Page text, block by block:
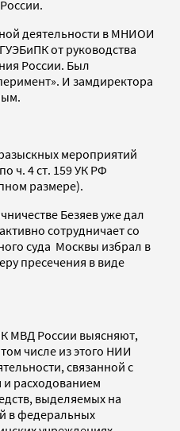
деятельности в МНИОИ
от руководства
России. Был
И замдиректора
мероприятий
ч. 4 ст. 159 УК РФ
размере).
Безяев уже дал
сотрудничает со
суда Москвы избрал в
пресечения в виде
МВД России выясняют,
числе из этого НИИ
связанной с
расходованием
выделяемых на
в федеральных